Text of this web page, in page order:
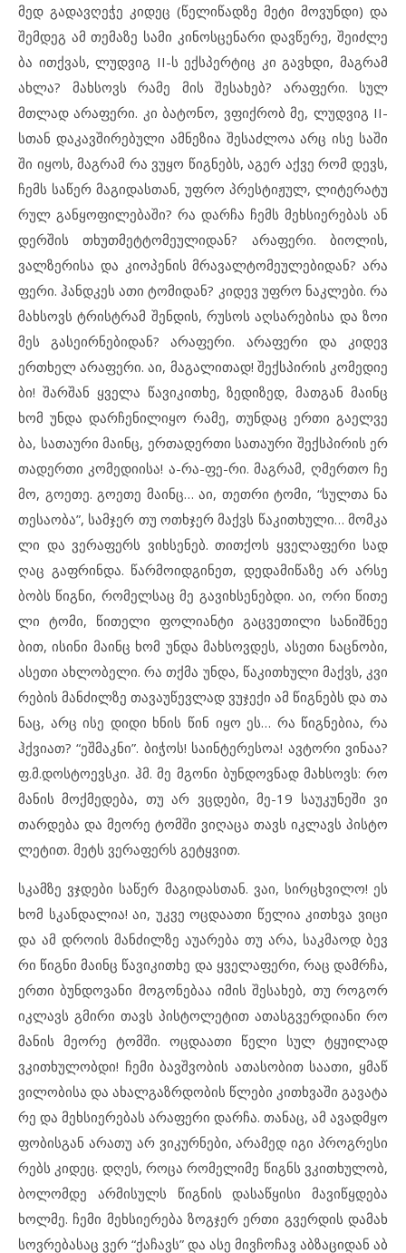
მედ გადავღეჭე კიდეც (წელიწადზე მეტი მოვუნდი) და
შემდეგ ამ თემაზე სამი კინოსცენარი დავწერე, შეიძლე
ბა ითქვას, ლუდვიგ II-ს ექსპერტიც კი გავხდი, მაგრამ
ახლა? მახსოვს რამე მის შესახებ? არაფერი. სულ
მთლად არაფერი. კი ბატონო, ვფიქრობ მე, ლუდვიგ II-
სთან დაკავშირებული ამნეზია შესაძლოა არც ისე საში
ში იყოს, მაგრამ რა ვუყო წიგნებს, აგერ აქვე რომ დევს,
ჩემს საწერ მაგიდასთან, უფრო პრესტიჟულ, ლიტერატუ
რულ განყოფილებაში? რა დარჩა ჩემს მეხსიერებას ან
დერშის თხუთმეტტომეულიდან? არაფერი. ბიოლის,
ვალზერისა და კიოპენის მრავალტომეულებიდან? არა
ფერი. ჰანდკეს ათი ტომიდან? კიდევ უფრო ნაკლები. რა
მახსოვს ტრისტრამ შენდის, რუსოს აღსარებისა და ზოი
მეს გასეირნებიდან? არაფერი. არაფერი და კიდევ
ერთხელ არაფერი. აი, მაგალითად! შექსპირის კომედიე
ბი! შარშან ყველა წავიკითხე, ზედიზედ, მათგან მაინც
ხომ უნდა დარჩენილიყო რამე, თუნდაც ერთი გაელვე
ბა, სათაური მაინც, ერთადერთი სათაური შექსპირის ერ
თადერთი კომედიისა! ა-რა-ფე-რი. მაგრამ, ღმერთო ჩე
მო, გოეთე. გოეთე მაინც… აი, თეთრი ტომი, “სულთა ნა
თესაობა”, სამჯერ თუ ოთხჯერ მაქვს წაკითხული… მომკა
ლი და ვერაფერს ვიხსენებ. თითქოს ყველაფერი სად
ღაც გაფრინდა. წარმოიდგინეთ, დედამიწაზე არ არსე
ბობს წიგნი, რომელსაც მე გავიხსენებდი. აი, ორი წითე
ლი ტომი, წითელი ფოლიანტი გაცვეთილი სანიშნეე
ბით, ისინი მაინც ხომ უნდა მახსოვდეს, ასეთი ნაცნობი,
ასეთი ახლობელი. რა თქმა უნდა, წაკითხული მაქვს, კვი
რების მანძილზე თავაუწევლად ვუჯექი ამ წიგნებს და თა
ნაც, არც ისე დიდი ხნის წინ იყო ეს… რა წიგნებია, რა
ჰქვიათ? “ეშმაკნი”. ბიჭოს! საინტერესოა! ავტორი ვინაა?
ფ.მ.დოსტოევსკი. ჰმ. მე მგონი ბუნდოვნად მახსოვს: რო
მანის მოქმედება, თუ არ ვცდები, მე-19 საუკუნეში ვი
თარდება და მეორე ტომში ვიღაცა თავს იკლავს პისტო
ლეტით. მეტს ვერაფერს გეტყვით.
სკამზე ვჯდები საწერ მაგიდასთან. ვაი, სირცხვილო! ეს
ხომ სკანდალია! აი, უკვე ოცდაათი წელია კითხვა ვიცი
და ამ დროის მანძილზე აუარება თუ არა, საკმაოდ ბევ
რი წიგნი მაინც წავიკითხე და ყველაფერი, რაც დამრჩა,
ერთი ბუნდოვანი მოგონებაა იმის შესახებ, თუ როგორ
იკლავს გმირი თავს პისტოლეტით ათასგვერდიანი რო
მანის მეორე ტომში. ოცდაათი წელი სულ ტყუილად
ვკითხულობდი! ჩემი ბავშვობის ათასობით საათი, ყმაწ
ვილობისა და ახალგაზრდობის წლები კითხვაში გავატა
რე და მეხსიერებას არაფერი დარჩა. თანაც, ამ ავადმყო
ფობისგან არათუ არ ვიკურნები, არამედ იგი პროგრესი
რებს კიდეც. დღეს, როცა რომელიმე წიგნს ვკითხულობ,
ბოლომდე არმისულს წიგნის დასაწყისი მავიწყდება
ხოლმე. ჩემი მეხსიერება ზოგჯერ ერთი გვერდის დამახ
სოვრებასაც ვერ “ქაჩავს” და ასე მივჩოჩავ აბზაციდან აბ